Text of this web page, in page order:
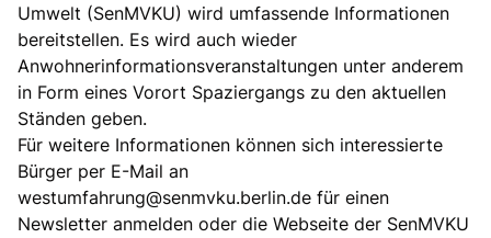
Umwelt (SenMVKU) wird umfassende Informationen
bereitstellen. Es wird auch wieder
Anwohnerinformationsveranstaltungen unter anderem
in Form eines Vorort Spaziergangs zu den aktuellen
Ständen geben.
Für weitere Informationen können sich interessierte
Bürger per E-Mail an
westumfahrung@senmvku.berlin.de für einen
Newsletter anmelden oder die Webseite der SenMVKU